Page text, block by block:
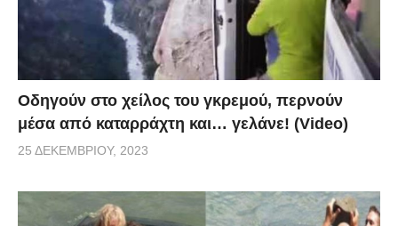
Οδηγούν στο χείλος του γκρεμού, περνούν
μέσα από καταρράχτη και… γελάνε! (Video)
25 ΔΕΚΕΜΒΡΊΟΥ, 2023